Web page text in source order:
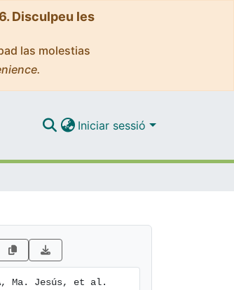
Disculpeu les
las molestias
Iniciar sessió